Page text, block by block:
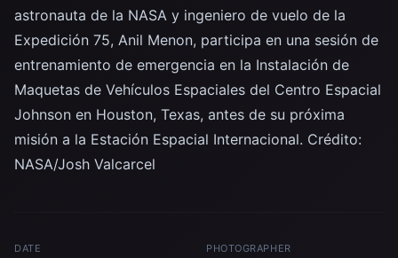
astronauta de la NASA y ingeniero de vuelo de la
Expedición 75, Anil Menon, participa en una sesión de
entrenamiento de emergencia en la Instalación de
Maquetas de Vehículos Espaciales del Centro Espacial
Johnson en Houston, Texas, antes de su próxima
misión a la Estación Espacial Internacional. Crédito:
NASA/Josh Valcarcel
DATE PHOTOGRAPHER